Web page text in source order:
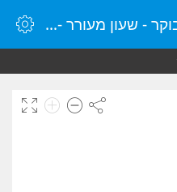
קבע השכמה 06:04 בבוקר - שעון מעורר - שעון מעורר מקוון - שעון מעורר במחשב